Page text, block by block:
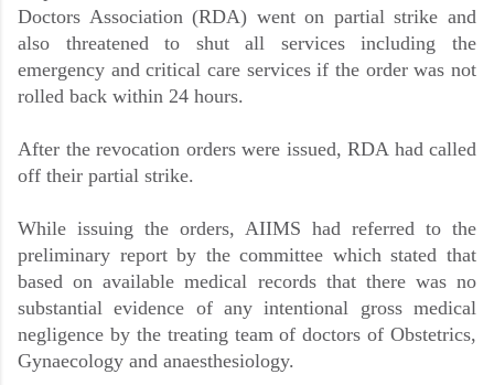
Doctors Association (RDA) went on partial strike and
also threatened to shut all services including the
emergency and critical care services if the order was not
rolled back within 24 hours.
After the revocation orders were issued, RDA had called
off their partial strike.
While issuing the orders, AIIMS had referred to the
preliminary report by the committee which stated that
based on available medical records that there was no
substantial evidence of any intentional gross medical
negligence by the treating team of doctors of Obstetrics,
Gynaecology and anaesthesiology.